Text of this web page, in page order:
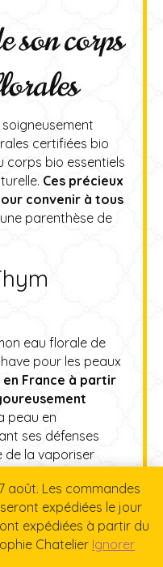
août. Les commandes
expédiées le jour
expédiées à partir du
Chatelier Ignorer
son corps
soigneusement
certifiées bio
corps bio essentiels
Ces précieux
convenir à tous
parenthèse de
eau florale de
pour les peaux
en France à partir
peau en
ses défenses
de la vaporiser
lavande fait partie